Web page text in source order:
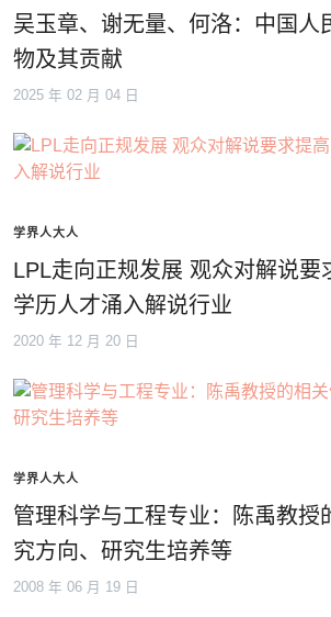
吴玉章、谢无量、何洛：中国人
物及其贡献
2025 年 02 月 04 日
学界人大人
LPL走向正规发展 观众对解说要
学历人才涌入解说行业
2020 年 12 月 20 日
学界人大人
管理科学与工程专业：陈禹教授
究方向、研究生培养等
2008 年 06 月 19 日